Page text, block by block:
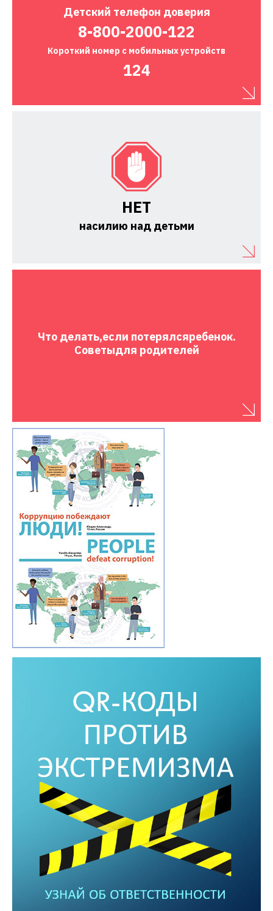
Детский телефон доверия
8-800-2000-122
Короткий номер с мобильных устройств
124
НЕТ
насилию над детьми
Что делать,если потерялсяребенок.
Советыдля родителей